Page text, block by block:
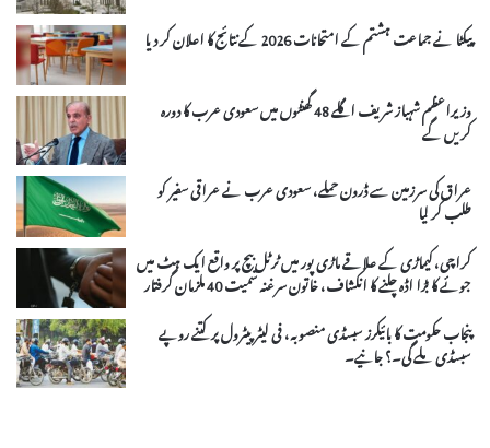
پیکٹا نے جماعت ہشتم کے امتحانات 2026 کے نتائج کا اعلان کر دیا
وزیراعظم شہباز شریف اگلے 48 گھنٹوں میں سعودی عرب کا دورہ
کریں گے
عراق کی سرزمین سے ڈرون حملے، سعودی عرب نے عراقی سفیر کو
طلب کر لیا
کراچی، کیماڑی کے علاقے ماڑی پور میں ٹرٹل بیچ پر واقع ایک ہٹ میں
جوئے کا بڑا اڈہ چلنے کا انکشاف، خاتون سرغنہ سمیت 40 ملزمان گرفتار
پنجاب حکومت کا بائیکرز سبسڈی منصوبہ، فی لیٹر پیٹرول پر کتنے روپے
سبسڈی ملے گی۔؟ جانیے۔